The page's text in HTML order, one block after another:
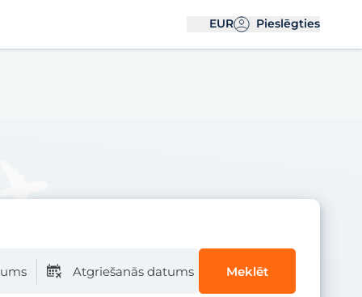
EUR Pieslēgties
Atgriešanās datums Meklēt